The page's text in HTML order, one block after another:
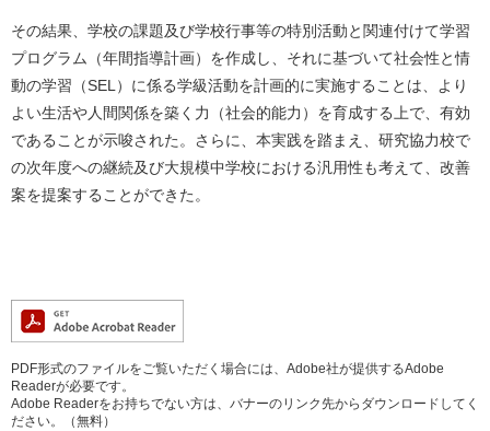
その結果、学校の課題及び学校行事等の特別活動と関連付けて学習
プログラム（年間指導計画）を作成し、それに基づいて社会性と情
動の学習（SEL）に係る学級活動を計画的に実施することは、より
よい生活や人間関係を築く力（社会的能力）を育成する上で、有効
であることが示唆された。さらに、本実践を踏まえ、研究協力校で
の次年度への継続及び大規模中学校における汎用性も考えて、改善
案を提案することができた。
PDF形式のファイルをご覧いただく場合には、Adobe社が提供するAdobe
Readerが必要です。
Adobe Readerをお持ちでない方は、バナーのリンク先からダウンロードしてく
ださい。（無料）